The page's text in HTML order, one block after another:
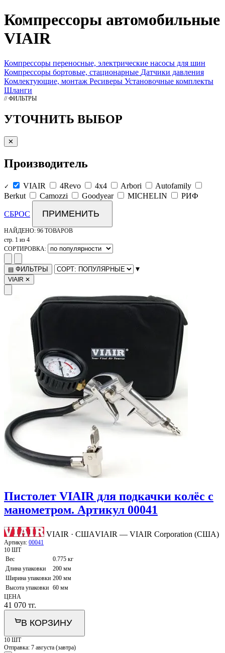
Компрессоры автомобильные
VIAIR
Компрессоры переносные, электрические насосы для шин
Компрессоры бортовые, стационарные Датчики давления
Комлектующие, монтаж Ресиверы Установочные комплекты
Шланги
// ФИЛЬТРЫ
УТОЧНИТЬ ВЫБОР
✕
Производитель
✓ VIAIR 4Revo 4x4 Arbori
Autofamily
Berkut
Camozzi Goodyear MICHELIN РИФ
СБРОС ПРИМЕНИТЬ
НАЙДЕНО: 96 ТОВАРОВ
стр. 1 из 4
СОРТИРОВКА:
▤ ФИЛЬТРЫ ▾
VIAIR ✕
Пистолет VIAIR для подкачки колёс с
манометром. Артикул 00041
VIAIR · СШАVIAIR — VIAIR Corporation (США)
Артикул: 00041
10 ШТ
Вес
0.775 кг
Длина упаковки
200 мм
Ширина упаковки 200 мм
Высота упаковки 60 мм
ЦЕНА
41 070 тг.
В КОРЗИНУ
10 ШТ
Отправка: 7 августа (завтра)